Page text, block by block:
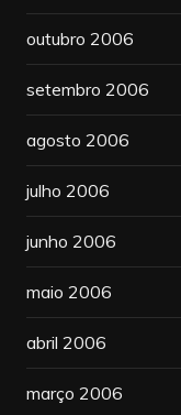
outubro 2006
setembro 2006
agosto 2006
julho 2006
junho 2006
maio 2006
abril 2006
março 2006